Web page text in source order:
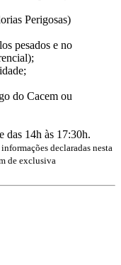
Perigosas)
pesados e no
do Cacem ou
das 14h às 17:30h.
informações declaradas nesta
de exclusiva